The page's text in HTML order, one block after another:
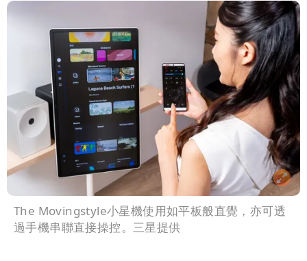
The Movingstyle小星機使用如平板般直覺，亦可透
過手機串聯直接操控。三星提供